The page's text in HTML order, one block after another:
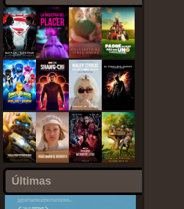
Últimas